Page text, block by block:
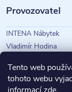
Tento web
tohoto webu
Provozovatel
INTENA Nábytek
Vladimír Hodina